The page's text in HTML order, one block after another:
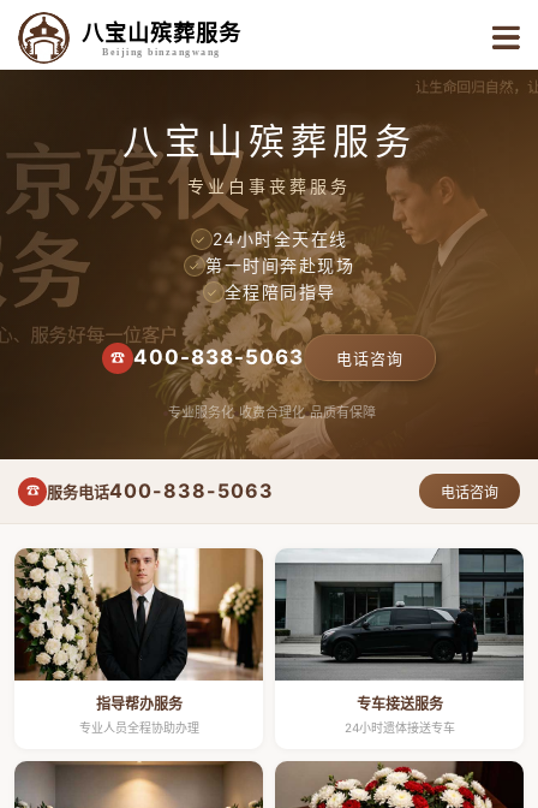
八宝山殡葬服务
Beijing binzangwang
八宝山殡葬服务
专业白事丧葬服务
✓ 24小时全天在线
✓ 第一时间奔赴现场
✓ 全程陪同指导
☎ 400-838-5063 电话咨询
专业服务化 收费合理化 品质有保障
☎ 服务电话400-838-5063 电话咨询
指导帮办服务
专业人员全程协助办理
专车接送服务
24小时遗体接送专车